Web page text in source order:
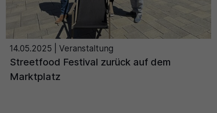
14.05.2025 | Veranstaltung
Streetfood Festival zurück auf dem
Marktplatz